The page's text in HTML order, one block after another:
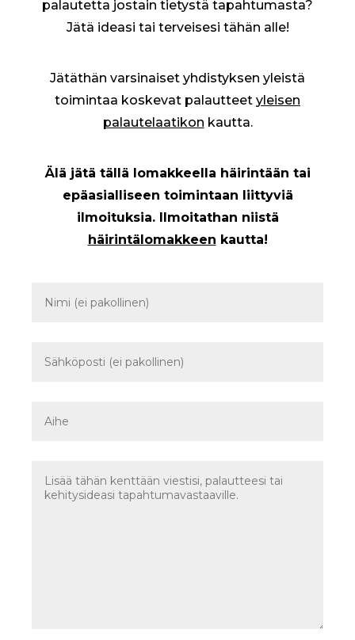
palautetta jostain tietystä tapahtumasta?
Jätä ideasi tai terveisesi tähän alle!
Jätäthän varsinaiset yhdistyksen yleistä
toimintaa koskevat palautteet yleisen
palautelaatikon kautta.
Älä jätä tällä lomakkeella häirintään tai
epäasialliseen toimintaan liittyviä
ilmoituksia. Ilmoitathan niistä
häirintälomakkeen kautta!